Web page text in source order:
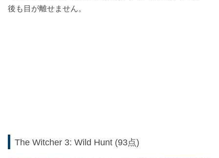
後も目が離せません。
The Witcher 3: Wild Hunt (93点)